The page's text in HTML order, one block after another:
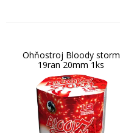
Ohňostroj Bloody storm
19ran 20mm 1ks